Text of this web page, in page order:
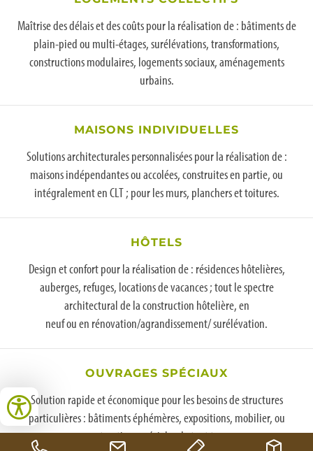
Maîtrise des délais et des coûts pour la réalisation de : bâtiments de
plain-pied ou multi-étages, surélévations, transformations,
constructions modulaires, logements sociaux, aménagements
urbains.
MAISONS INDIVIDUELLES
Solutions architecturales personnalisées pour la réalisation de :
maisons indépendantes ou accolées, construites en partie, ou
intégralement en CLT ; pour les murs, planchers et toitures.
HÔTELS
Design et confort pour la réalisation de : résidences hôtelières,
auberges, refuges, locations de vacances ; tout le spectre
architectural de la construction hôtelière, en
neuf ou en rénovation/agrandissement/ surélévation.
OUVRAGES SPÉCIAUX
Solution rapide et économique pour les besoins de structures
particulières : bâtiments éphémères, expositions, mobilier, ou
constructions spéciales de tout type.